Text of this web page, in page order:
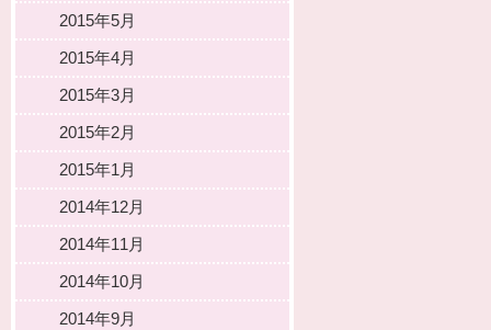
2015年5月
2015年4月
2015年3月
2015年2月
2015年1月
2014年12月
2014年11月
2014年10月
2014年9月